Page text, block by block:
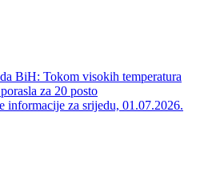
BiH: Tokom visokih temperatura
za 20 posto
informacije za srijedu, 01.07.2026.